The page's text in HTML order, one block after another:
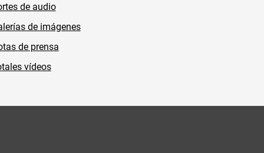
de audio
de imágenes
de prensa
vídeos